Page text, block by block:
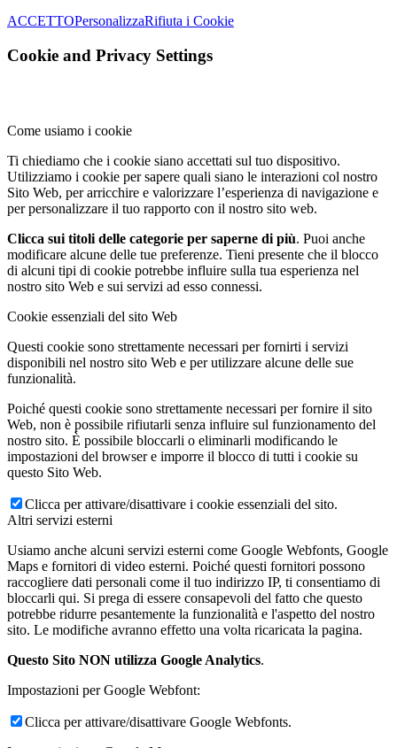
ACCETTOPersonalizzaRifiuta i Cookie
Cookie and Privacy Settings
Come usiamo i cookie
Ti chiediamo che i cookie siano accettati sul tuo dispositivo.
Utilizziamo i cookie per sapere quali siano le interazioni col nostro
Sito Web, per arricchire e valorizzare l’esperienza di navigazione e
per personalizzare il tuo rapporto con il nostro sito web.
Clicca sui titoli delle categorie per saperne di più. Puoi anche
modificare alcune delle tue preferenze. Tieni presente che il blocco
di alcuni tipi di cookie potrebbe influire sulla tua esperienza nel
nostro sito Web e sui servizi ad esso connessi.
Cookie essenziali del sito Web
Questi cookie sono strettamente necessari per fornirti i servizi
disponibili nel nostro sito Web e per utilizzare alcune delle sue
funzionalità.
Poiché questi cookie sono strettamente necessari per fornire il sito
Web, non è possibile rifiutarli senza influire sul funzionamento del
nostro sito. È possibile bloccarli o eliminarli modificando le
impostazioni del browser e imporre il blocco di tutti i cookie su
questo Sito Web.
Clicca per attivare/disattivare i cookie essenziali del sito.
Altri servizi esterni
Usiamo anche alcuni servizi esterni come Google Webfonts, Google
Maps e fornitori di video esterni. Poiché questi fornitori possono
raccogliere dati personali come il tuo indirizzo IP, ti consentiamo di
bloccarli qui. Si prega di essere consapevoli del fatto che questo
potrebbe ridurre pesantemente la funzionalità e l'aspetto del nostro
sito. Le modifiche avranno effetto una volta ricaricata la pagina.
Questo Sito NON utilizza Google Analytics.
Impostazioni per Google Webfont:
Clicca per attivare/disattivare Google Webfonts.